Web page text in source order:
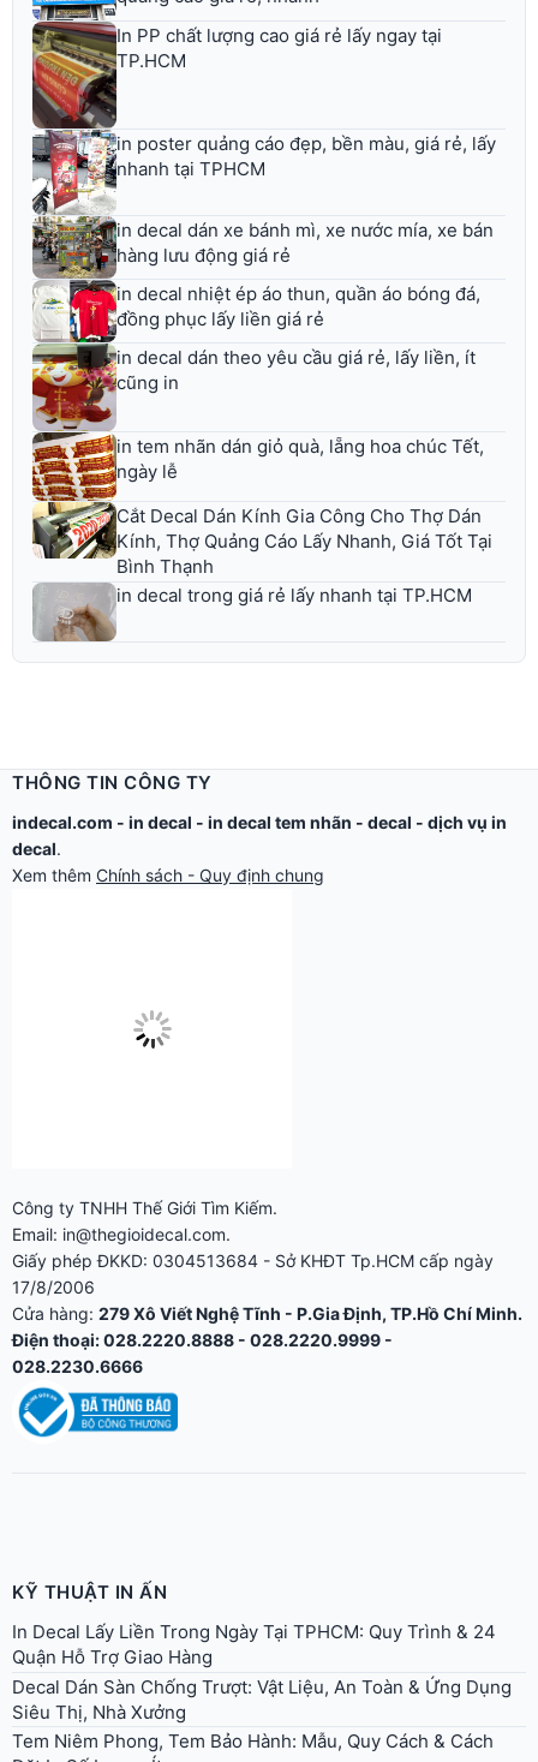
In PP chất lượng cao giá rẻ lấy ngay tại
TP.HCM
in poster quảng cáo đẹp, bền màu, giá rẻ, lấy
nhanh tại TPHCM
in decal dán xe bánh mì, xe nước mía, xe bán
hàng lưu động giá rẻ
in decal nhiệt ép áo thun, quần áo bóng đá,
đồng phục lấy liền giá rẻ
in decal dán theo yêu cầu giá rẻ, lấy liền, ít
cũng in
in tem nhãn dán giỏ quà, lẵng hoa chúc Tết,
ngày lễ
Cắt Decal Dán Kính Gia Công Cho Thợ Dán
Kính, Thợ Quảng Cáo Lấy Nhanh, Giá Tốt Tại
Bình Thạnh
in decal trong giá rẻ lấy nhanh tại TP.HCM
THÔNG TIN CÔNG TY
indecal.com - in decal - in decal tem nhãn - decal - dịch vụ in
decal.
Xem thêm Chính sách - Quy định chung
Công ty TNHH Thế Giới Tìm Kiếm.
Email: in@thegioidecal.com.
Giấy phép ĐKKD: 0304513684 - Sở KHĐT Tp.HCM cấp ngày
17/8/2006
Cửa hàng: 279 Xô Viết Nghệ Tĩnh - P.Gia Định, TP.Hồ Chí Minh.
Điện thoại: 028.2220.8888 - 028.2220.9999 -
028.2230.6666
KỸ THUẬT IN ẤN
In Decal Lấy Liền Trong Ngày Tại TPHCM: Quy Trình & 24
Quận Hỗ Trợ Giao Hàng
Decal Dán Sàn Chống Trượt: Vật Liệu, An Toàn & Ứng Dụng
Siêu Thị, Nhà Xưởng
Tem Niêm Phong, Tem Bảo Hành: Mẫu, Quy Cách & Cách